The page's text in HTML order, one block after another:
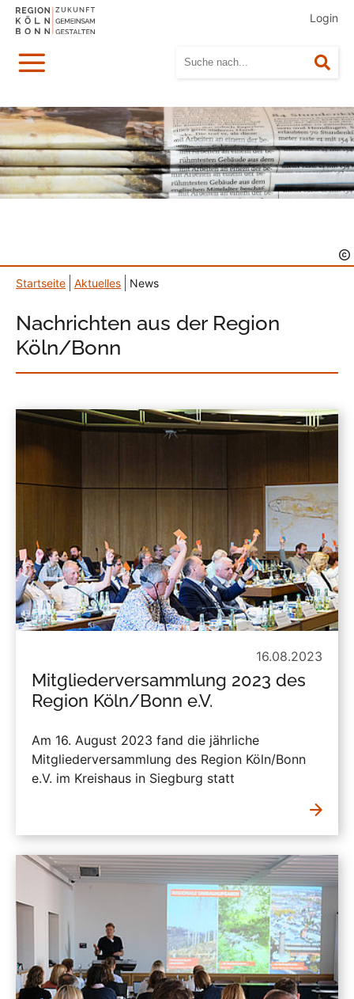
Login
Menü
Startseite Aktuelles News
Nachrichten aus der Region
Köln/Bonn
16.08.2023
Mitgliederversammlung 2023 des
Region Köln/Bonn e.V.
Am 16. August 2023 fand die jährliche
Mitgliederversammlung des Region Köln/Bonn
e.V. im Kreishaus in Siegburg statt